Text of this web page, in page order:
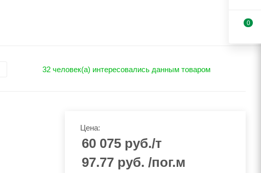
32 человек(а) интересовались данным товаром
Цена:
60 075руб./т
97.77 руб. /пог.м
0